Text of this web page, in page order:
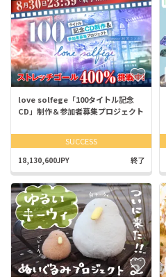
love solfege「100タイトル記念
CD」制作＆参加者募集プロジェクト
SUCCESS
18,130,600JPY 終了